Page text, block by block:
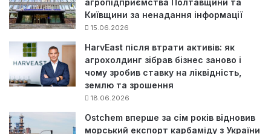
Київщини за ненадання інформації
15.06.2026
HarvEast після втрати активів: як
агрохолдинг зібрав бізнес заново і
чому зробив ставку на ліквідність,
землю та зрошення
18.06.2026
Ostchem вперше за сім років відновив
морський експорт карбаміду з України